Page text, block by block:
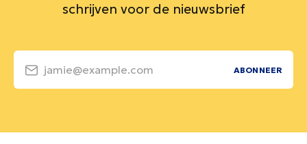
schrijven voor de nieuwsbrief
jamie@example.com ABONNEER